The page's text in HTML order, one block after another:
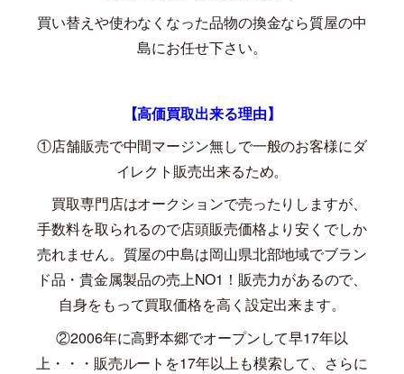
買い替えや使わなくなった品物の換金なら質屋の中
島にお任せ下さい。
【高価買取出来る理由】
①店舗販売で中間マージン無しで一般のお客様にダ
イレクト販売出来るため。
買取専門店はオークションで売ったりしますが、
手数料を取られるので店頭販売価格より安くでしか
売れません。質屋の中島は岡山県北部地域でブラン
ド品・貴金属製品の売上NO1 ！販売力があるので、
自身をもって買取価格を高く設定出来ます。
②2006年に高野本郷でオープンして早17年以
上・・・販売ルートを17年以上も模索して、さらに